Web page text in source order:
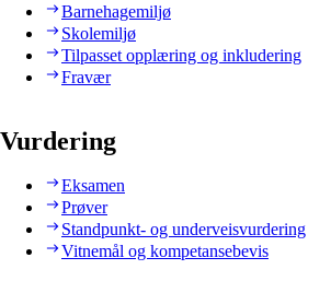
Barnehagemiljø
Skolemiljø
Tilpasset opplæring og inkludering
Fravær
Vurdering
Eksamen
Prøver
Standpunkt- og underveisvurdering
Vitnemål og kompetansebevis